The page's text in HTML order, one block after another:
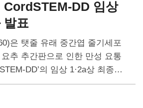
CordSTEM-DD 임상
발표
은 탯줄 유래 중간엽 줄기세포
추 추간판으로 인한 만성 요통
DD’의 임상 1·2a상 최종결
Report, CSR)를 수령했다.